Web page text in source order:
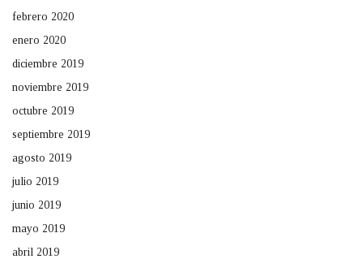
febrero 2020
enero 2020
diciembre 2019
noviembre 2019
octubre 2019
septiembre 2019
agosto 2019
julio 2019
junio 2019
mayo 2019
abril 2019